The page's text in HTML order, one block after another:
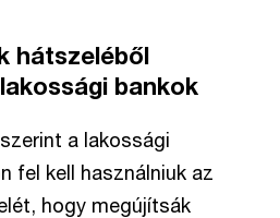
hátszeléből
bankok
a lakossági
fel kell használniuk az
hogy megújítsák